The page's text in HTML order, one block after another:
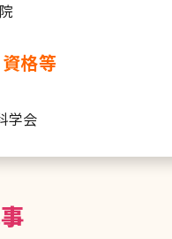
資格等
学会